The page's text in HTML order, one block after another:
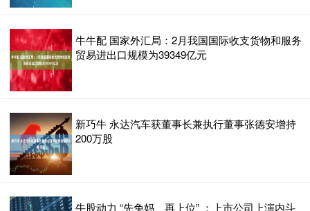
牛牛配 国家外汇局：2月我国国际收支货物和服务
贸易进出口规模为39349亿元
新巧牛 永达汽车获董事长兼执行董事张德安增持
200万股
牛股动力 “先免妈、再上位” ：上市公司上演内斗